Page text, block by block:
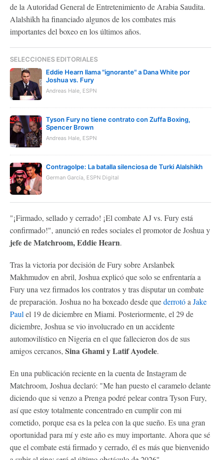
de la Autoridad General de Entretenimiento de Arabia Saudita.
Alalshikh ha financiado algunos de los combates más
importantes del boxeo en los últimos años.
SELECCIONES EDITORIALES
Eddie Hearn llama "ignorante" a Dana White por
Joshua vs. Fury
Andreas Hale, ESPN
Tyson Fury no tiene contrato con Zuffa Boxing,
Spencer Brown
Andreas Hale, ESPN
Contragolpe: La batalla silenciosa de Turki Alalshikh
German García, ESPN Digital
"¡Firmado, sellado y cerrado! ¡El combate AJ vs. Fury está
confirmado!", anunció en redes sociales el promotor de Joshua y
jefe de Matchroom, Eddie Hearn.
Tras la victoria por decisión de Fury sobre Arslanbek
Makhmudov en abril, Joshua explicó que solo se enfrentaría a
Fury una vez firmados los contratos y tras disputar un combate
de preparación. Joshua no ha boxeado desde quederrotóa Jake
Paul el 19 de diciembre en Miami. Posteriormente, el 29 de
diciembre, Joshua se vio involucrado en un accidente
automovilístico en Nigeria en el que fallecieron dos de sus
amigos cercanos, Sina Ghami y Latif Ayodele.
En una publicación reciente en la cuenta de Instagram de
Matchroom, Joshua declaró: "Me han puesto el caramelo delante
diciendo que si venzo a Prenga podré pelear contra Tyson Fury,
así que estoy totalmente concentrado en cumplir con mi
cometido, porque esa es la pelea con la que sueño. Es una gran
oportunidad para mí y este año es muy importante. Ahora que sé
que el combate está firmado y cerrado, él es más que bienvenido